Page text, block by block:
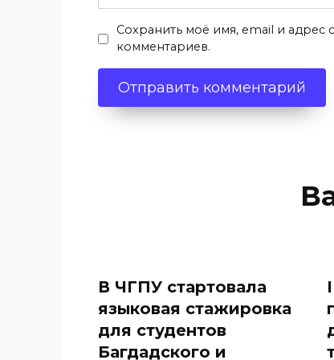
Сохранить моё имя, email и адрес
комментариев.
В ЧГПУ стартовала
языковая стажировка
для студентов
Багдадского и